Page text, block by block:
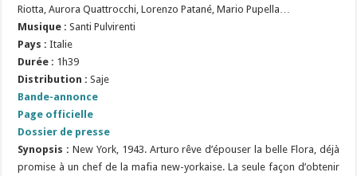
Riotta, Aurora Quattrocchi, Lorenzo Patané, Mario Pupella…
Musique : Santi Pulvirenti
Pays : Italie
Durée : 1h39
Distribution : Saje
Bande-annonce
Page officielle
Dossier de presse
Synopsis : New York, 1943. Arturo rêve d’épouser la belle Flora, déjà
promise à un chef de la mafia new-yorkaise. La seule façon d’obtenir